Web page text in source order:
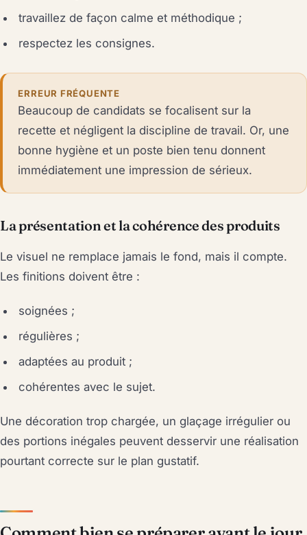
travaillez de façon calme et méthodique ;
respectez les consignes.
ERREUR FRÉQUENTE
Beaucoup de candidats se focalisent sur la
recette et négligent la discipline de travail. Or, une
bonne hygiène et un poste bien tenu donnent
immédiatement une impression de sérieux.
La présentation et la cohérence des produits
Le visuel ne remplace jamais le fond, mais il compte.
Les finitions doivent être :
soignées ;
régulières ;
adaptées au produit ;
cohérentes avec le sujet.
Une décoration trop chargée, un glaçage irrégulier ou
des portions inégales peuvent desservir une réalisation
pourtant correcte sur le plan gustatif.